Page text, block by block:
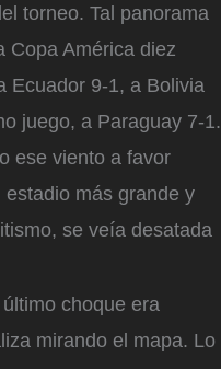
torneo. Tal panorama
Copa América diez
Ecuador 9-1, a Bolivia
juego, a Paraguay 7-1.
ese viento a favor
más grande y
se veía desatada
choque era
mirando el mapa. Lo